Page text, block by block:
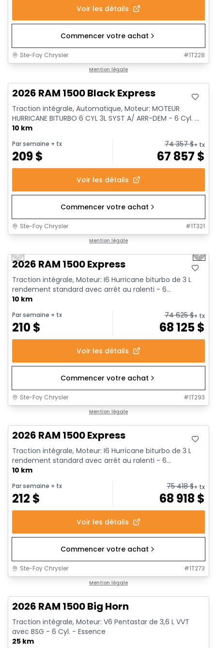
Voir les détails
Commencer votre achat
Ste-Foy Chrysler #1T228
Mention légale
2026 RAM 1500 Black Express
Traction intégrale, Automatique, Moteur: MOTEUR
HURRICANE BITURBO 6 CYL 3L SYST A/ ARR-DEM - 6 Cyl. ...
10 km
Par semaine + tx
209$
74 357$+ tx
67 857 $
Voir les détails
Commencer votre achat
Ste-Foy Chrysler #1T321
Mention légale
Previous slide Next
2026 RAM 1500 Express
Traction intégrale, Moteur: I6 Hurricane biturbo de 3 L
rendement standard avec arrêt au ralenti - 6...
10 km
Par semaine + tx
210$
74 625$+ tx
68 125$
Voir les détails
Commencer votre achat
Ste-Foy Chrysler #1T293
Mention légale
2026 RAM 1500 Express
Traction intégrale, Moteur: I6 Hurricane biturbo de 3 L
rendement standard avec arrêt au ralenti - 6...
10 km
Par semaine + tx
212 $
75 418$+ tx
68 918 $
Voir les détails
Commencer votre achat
Ste-Foy Chrysler #1T273
Mention légale
2026 RAM 1500 Big Horn
Traction intégrale, Moteur: V6 Pentastar de 3,6 L VVT
avec BSG - 6 Cyl. - Essence
25 km